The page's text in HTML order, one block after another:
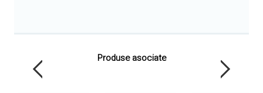
Produse asociate